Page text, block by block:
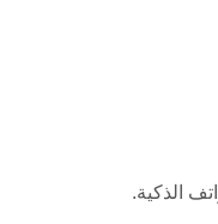
الذكية.